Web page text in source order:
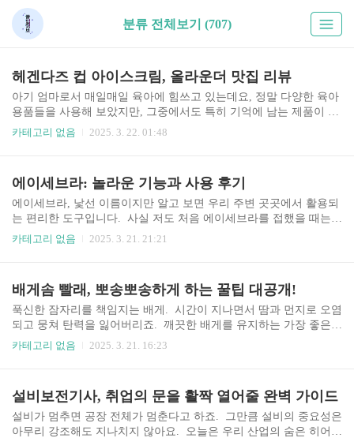
분류 전체보기 (707)
헤겐다즈 컵 아이스크림, 올라운더 맛집 리뷰
아기 엄마로서 매일매일 육아에 힘쓰고 있는데요, 정말 다양한 육아
용품들을 사용해 보았지만, 그중에서도 특히 기억에 남는 제품이 하
나 있어 소개해 드리려고 해요. 바로 헤겐 올라운더 컵이에요. 처음
께 전달해 드릴게요. 과연 육아맘들에게 꼭 필요한 필수템일까요?
함께 알아봐요. 헤겐 올라운더 컵이란 무엇일까요? 헤겐 올라운더
컵은 모유 수유와 분유 수유 모두 가능한 만능 컵이라고 생각해요.
저는 모유 수유를 했는데, 직장 복귀 후 아기에게 모유를 직접 먹일
수 없어서 젖병을 사용했었어요. 하지만 젖병..
카테고리 없음 2025. 3. 22. 01:48
에이세브라: 놀라운 기능과 사용 후기
에이세브라, 낯선 이름이지만 알고 보면 우리 주변 곳곳에서 활용되
는 편리한 도구입니다. 사실 저도 처음 에이세브라를 접했을 때는
어떤 프로그램인지, 어떻게 사용하는 건지 막막했어요. 하지만 조금
란 무엇일까요 에이세브라는 복잡한 수식이나 계산을 쉽고 빠르게
처리하는 데 도움을 주는 프로그램이라고 합니다. 단순한 사칙연산
부터 복잡한 미적분까지, 다양한 수학적 연산을 손쉽게 해결할 수 있
게 해주는 강력한 도구죠. 처음에는 어려워 보일 수 있지만, 실제로
사용해보면 그 편리함에 감탄하실 거예요. 마치 마법처럼 복잡한..
카테고리 없음 2025. 3. 21. 21:21
배게솜 빨래, 뽀송뽀송하게 하는 꿀팁 대공개!
푹신한 잠자리를 책임지는 배게. 시간이 지나면서 땀과 먼지로 오염
되고 뭉쳐 탄력을 잃어버리죠. 깨끗한 배게를 유지하는 가장 좋은
방법은 바로 빨래입니다. 하지만 배게솜은 재질에 따라 빨래 방법이
류별 빨래 방법 알아보기 배게솜 종류는 깃털, 솜, 마이크로 화이바
등 다양합니다. 각 재질에 따라 빨래 방법이 조금씩 다르기 때문에,
먼저 내 배게솜이 어떤 재질인지 확인하는 것이 중요해요. 깃털 배게
카테고리 없음 2025. 3. 21. 16:23
설비보전기사, 취업의 문을 활짝 열어줄 완벽 가이드
설비가 멈추면 공장 전체가 멈춘다고 하죠. 그만큼 설비의 중요성은
아무리 강조해도 지나치지 않아요. 오늘은 우리 산업의 숨은 히어